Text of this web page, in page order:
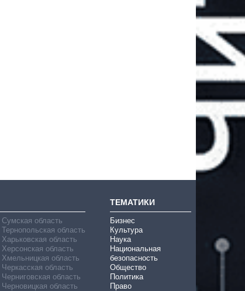
Сумская область
Тернопольская область
Харьковская область
Херсонская область
Хмельницкая область
Черкасская область
Черниговская область
Черновицкая область
ТЕМАТИКИ
Бизнес
Культура
Наука
Национальная
безопасность
Общество
Политика
Право